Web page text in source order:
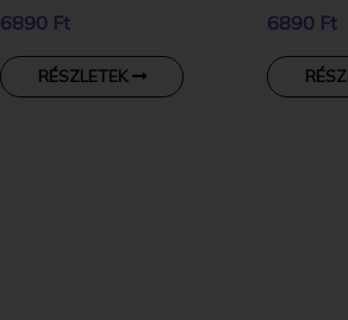
6890 Ft
RÉSZLETEK
6890 Ft